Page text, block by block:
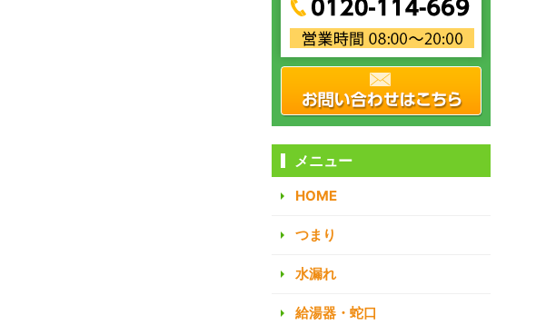
メニュー
HOME
つまり
水漏れ
給湯器・蛇口